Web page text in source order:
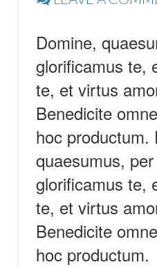
Domine,
glorificamus te,
te, et virtus
Benedicite
hoc productum.
quaesumus,
glorificamus te,
te, et virtus
Benedicite
hoc productum.